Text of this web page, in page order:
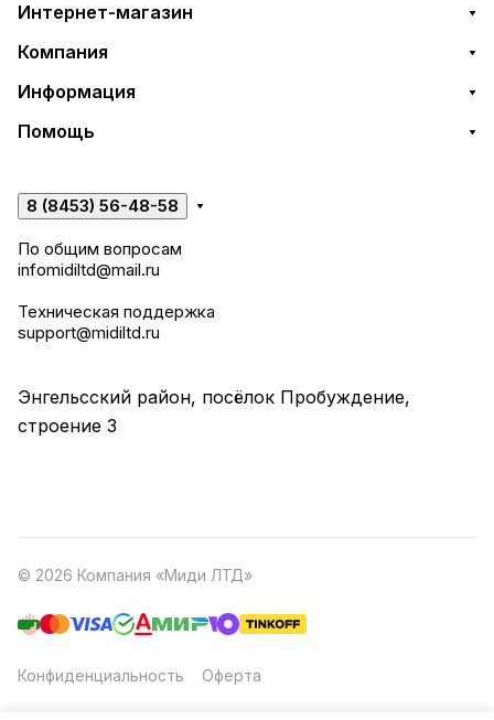
Интернет-магазин
Компания
Информация
Помощь
8 (8453) 56-48-58
По общим вопросам
infomidiltd@mail.ru
Техническая поддержка
support@midiltd.ru
Энгельсский район, посёлок Пробуждение,
строение 3
© 2026 Компания «Миди ЛТД»
Конфиденциальность Оферта